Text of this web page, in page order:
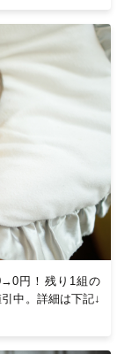
円！残り1組の
中。詳細は下記↓